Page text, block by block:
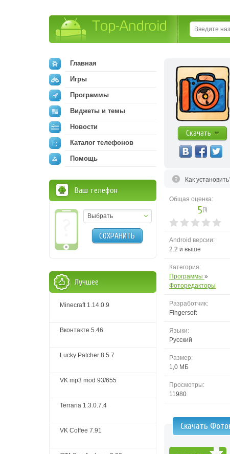
Скачать
Как
Общая оценка:
5(1)
Android версии:
2.2 и выше
Категория:
Программы »
Фоторедакторы
Разработчик:
Fingersoft
Языки:
Русский
Размер:
1,0 MБ
Просмотры:
11980
Скачать
Главная
Игры
Программы
Виджеты и темы
Новости
Каталог телефонов
Помощь
Ваш телефон
Выбрать
СОХРАНИТЬ
Лучшее
Minecraft 1.14.0.9
Вконтакте 5.46
Lucky Patcher 8.5.7
VK mp3 mod 93/655
Terraria 1.3.0.7.4
VK Coffee 7.91